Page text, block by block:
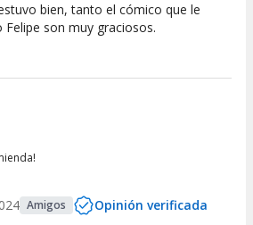
7.5 10
bien, tanto el cómico que le
son muy graciosos.
Amigos Opinión verificada